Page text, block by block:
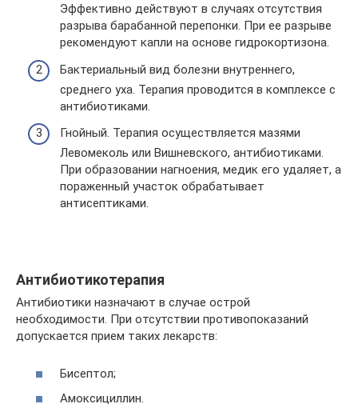
Эффективно действуют в случаях отсутствия
разрыва барабанной перепонки. При ее разрыве
рекомендуют капли на основе гидрокортизона.
Бактериальный вид болезни внутреннего,
среднего уха. Терапия проводится в комплексе с
антибиотиками.
Гнойный. Терапия осуществляется мазями
Левомеколь или Вишневского, антибиотиками.
При образовании нагноения, медик его удаляет, а
пораженный участок обрабатывает
антисептиками.
Антибиотикотерапия
Антибиотики назначают в случае острой
необходимости. При отсутствии противопоказаний
допускается прием таких лекарств:
Бисептол;
Амоксициллин.